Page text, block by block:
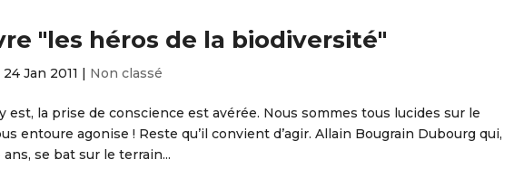
"les héros de la biodiversité"
24 Jan 2011 | Non classé
est, la prise de conscience est avérée. Nous sommes tous lucides sur le
entoure agonise ! Reste qu’il convient d’agir. Allain Bougrain Dubourg qui,
se bat sur le terrain...